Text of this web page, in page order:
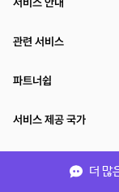
더 많
관련 서비스
파트너쉽
서비스 제공 국가
(주)NSPACE 사업자정보